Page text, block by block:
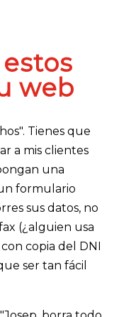
web
Tienes que
a mis clientes
una
formulario
sus datos, no
(¿alguien usa
copia del DNI
ser tan fácil